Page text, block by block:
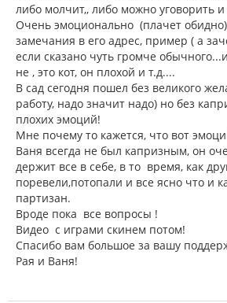
либо молчит,, либо можно уговорить
Очень эмоционально (плачет
замечания в его адрес, пример ( а
если сказано чуть громче
не , это кот, он плохой и т.д....
В сад сегодня пошел без великого
работу, надо значит надо) но без
плохих эмоций!
Мне почему то кажется, что вот
Ваня всегда не был капризным, он
держит все в себе, в то время, как
поревели,потопали и все ясно что и
партизан.
Вроде пока все вопросы !
Видео с играми скинем потом!
Спасибо вам большое за вашу
Рая и Ваня!